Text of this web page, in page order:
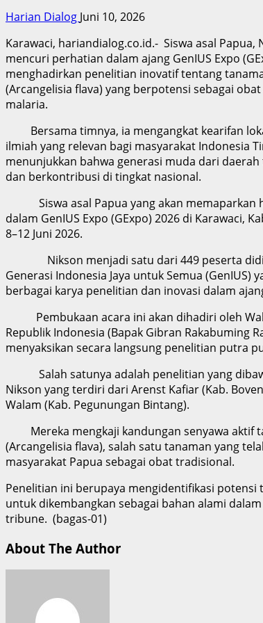
Harian Dialog Juni 10, 2026
Karawaci, hariandialog.co.id.- Siswa asal Papua,
mencuri perhatian dalam ajang GenIUS Expo
menghadirkan penelitian inovatif tentang
(Arcangelisia flava) yang berpotensi sebagai
malaria.
Bersama timnya, ia mengangkat kearifan
ilmiah yang relevan bagi masyarakat Indonesia
menunjukkan bahwa generasi muda dari
dan berkontribusi di tingkat nasional.
Siswa asal Papua yang akan memaparkan
dalam GenIUS Expo (GExpo) 2026 di Karawaci,
8–12 Juni 2026.
Nikson menjadi satu dari 449 peserta
Generasi Indonesia Jaya untuk Semua (GenIUS)
berbagai karya penelitian dan inovasi dalam
Pembukaan acara ini akan dihadiri oleh
Republik Indonesia (Bapak Gibran Rakabuming
menyaksikan secara langsung penelitian putra
Salah satunya adalah penelitian yang
Nikson yang terdiri dari Arenst Kafiar (Kab.
Walam (Kab. Pegunungan Bintang).
Mereka mengkaji kandungan senyawa aktif
(Arcangelisia flava), salah satu tanaman yang
masyarakat Papua sebagai obat tradisional.
Penelitian ini berupaya mengidentifikasi potensi
untuk dikembangkan sebagai bahan alami
tribune. (bagas-01)
About The Author